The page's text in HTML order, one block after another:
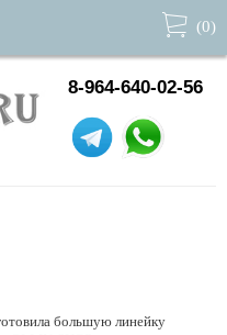
(0)
8-964-640-02-56
большую линейку